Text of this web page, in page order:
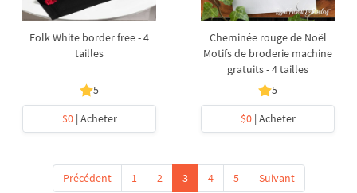
Folk White border free - 4
tailles
5
$0| Acheter
Cheminée rouge de Noël
Motifs de broderie machine
gratuits - 4 tailles
5
$0| Acheter
Précédent 1 2 3 4 5 Suivant